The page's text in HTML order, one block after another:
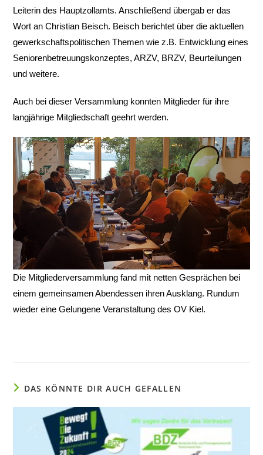
Leiterin des Hauptzollamts. Anschließend übergab er das
Wort an Christian Beisch. Beisch berichtet über die aktuellen
gewerkschaftspolitischen Themen wie z.B. Entwicklung eines
Seniorenbetreuungskonzeptes, ARZV, BRZV, Beurteilungen
und weitere.
Auch bei dieser Versammlung konnten Mitglieder für ihre
langjährige Mitgliedschaft geehrt werden.
Die Mitgliederversammlung fand mit netten Gesprächen bei
einem gemeinsamen Abendessen ihren Ausklang. Rundum
wieder eine Gelungene Veranstaltung des OV Kiel.
DAS KÖNNTE DIR AUCH GEFALLEN